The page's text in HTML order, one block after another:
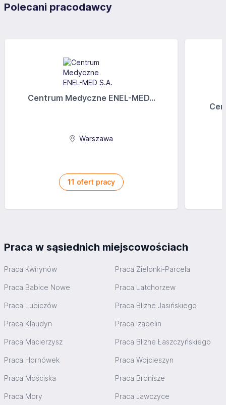
Polecani pracodawcy
Centrum Medyczne ENEL-MED...
Warszawa
11 ofert pracy
Praca w sąsiednich miejscowościach
Praca Kwirynów Praca Zielonki-Parcela
Praca Babice Nowe Praca Latchorzew
Praca Lubiczów Praca Blizne Jasińskiego
Praca Klaudyn Praca Izabelin
Praca Macierzysz Praca Blizne Łaszczyńskiego
Praca Hornówek Praca Wojcieszyn
Praca Mościska Praca Bronisze
Praca Mory Praca Jawczyce